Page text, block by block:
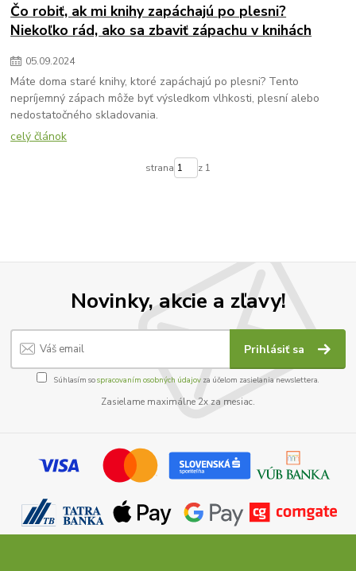
Čo robiť, ak mi knihy zapáchajú po plesni?
Niekoľko rád, ako sa zbaviť zápachu v knihách
05.09.2024
Máte doma staré knihy, ktoré zapáchajú po plesni? Tento
nepríjemný zápach môže byť výsledkom vlhkosti, plesní alebo
nedostatočného skladovania.
celý článok
strana z 1
Novinky, akcie a zľavy!
Prihlásiť sa
Súhlasím sospracovaním osobných údajov za účelom zasielania newslettera.
Zasielame maximálne 2x za mesiac.